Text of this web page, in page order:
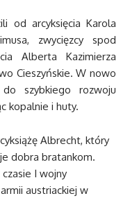
od arcyksięcia Karola
zwycięzcy spod
Alberta Kazimierza
Cieszyńskie. W nowo
szybkiego rozwoju
kopalnie i huty.
Albrecht, który
dobra bratankom.
I wojny
austriackiej w